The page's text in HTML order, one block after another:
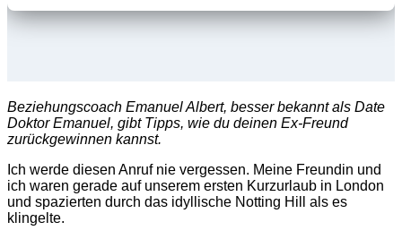
Beziehungscoach Emanuel Albert, besser bekannt als Date
Doktor Emanuel, gibt Tipps, wie du deinen Ex-Freund
zurückgewinnen kannst.
Ich werde diesen Anruf nie vergessen. Meine Freundin und
ich waren gerade auf unserem ersten Kurzurlaub in London
und spazierten durch das idyllische Notting Hill als es
klingelte.